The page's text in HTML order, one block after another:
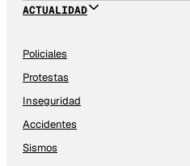
ACTUALIDAD
Policiales
Protestas
Inseguridad
Accidentes
Sismos